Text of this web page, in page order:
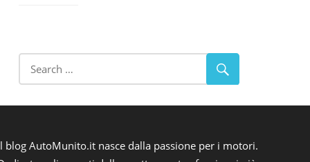
blog AutoMunito.it nasce dalla passione per i motori.